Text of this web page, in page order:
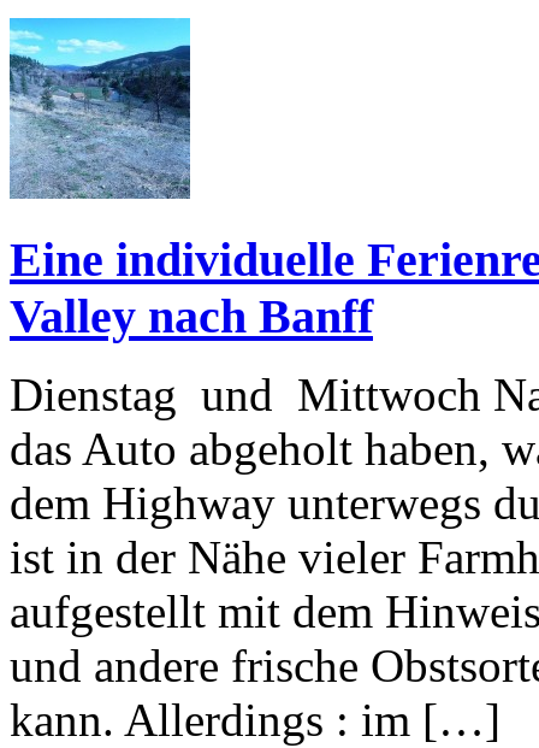
Eine individuelle
Valley nach Banff
Dienstag und Mittwoch
das Auto abgeholt haben,
dem Highway unterwegs
ist in der Nähe vieler
aufgestellt mit dem
und andere frische
kann. Allerdings : im […]